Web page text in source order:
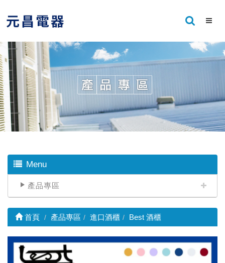
Menu
產品專區
首頁 產品專區 進口酒櫃 Best 酒櫃